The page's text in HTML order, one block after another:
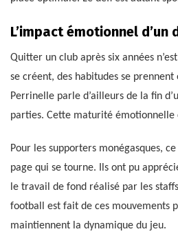
L’impact émotionnel d’un
Quitter un club après six années
se créent, des habitudes se
Perrinelle parle d’ailleurs de la fin
parties. Cette maturité émotionnelle
Pour les supporters monégasques,
page qui se tourne. Ils ont pu
le travail de fond réalisé par les
football est fait de ces mouvements
maintiennent la dynamique du jeu.